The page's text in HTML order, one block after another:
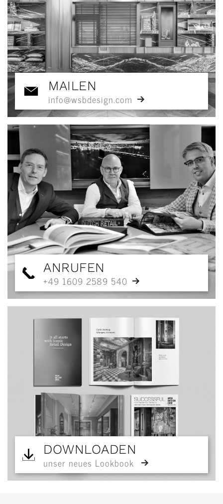
MAILEN
info@wsbdesign.com
ANRUFEN
+49 1609 2589 540
DOWNLOADEN
unser neues Lookbook